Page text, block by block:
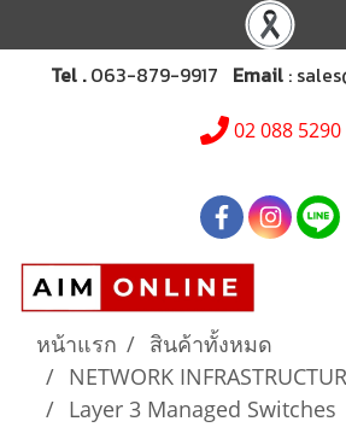
Tel .063-879-9917 Email :
02 088 5290
หน้าแรก
สินค้าทั้งหมด
NETWORK
Layer 3 Managed Switches